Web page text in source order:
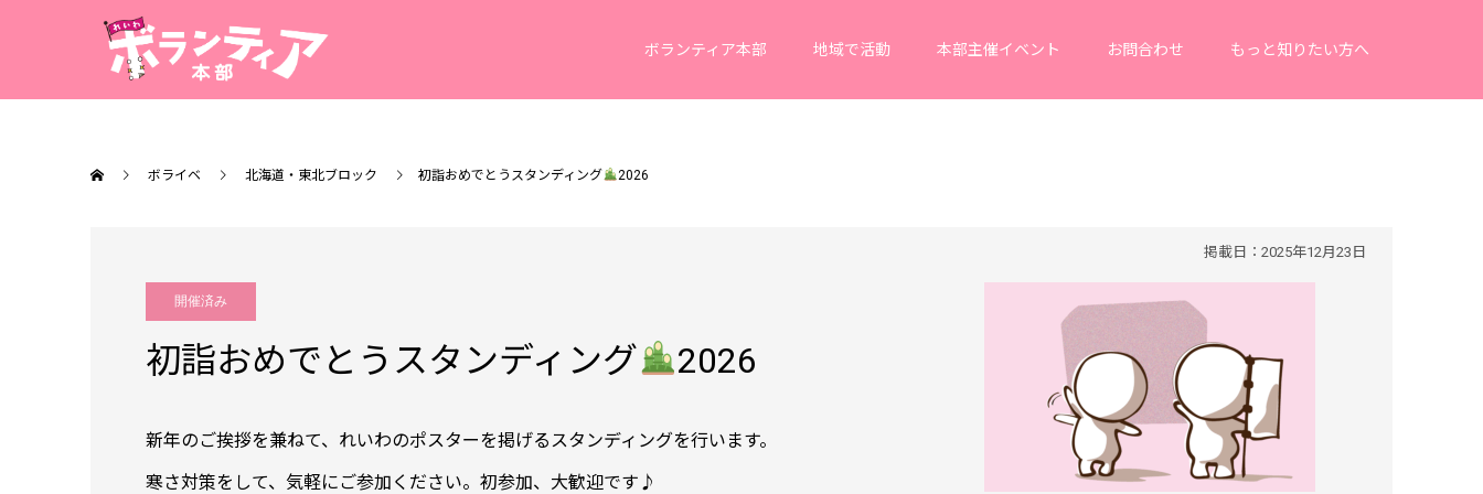
ボランティア本部 地域で活動 本部主催イベント お問合わせ もっと知りたい方へ
ボライベ 北海道・東北ブロック 初詣おめでとうスタンディング 2026
掲載日：2025年12月23日
開催済み
初詣おめでとうスタンディング 2026
新年のご挨拶を兼ねて、れいわのポスターを掲げるスタンディングを行います。
寒さ対策をして、気軽にご参加ください。初参加、大歓迎です♪